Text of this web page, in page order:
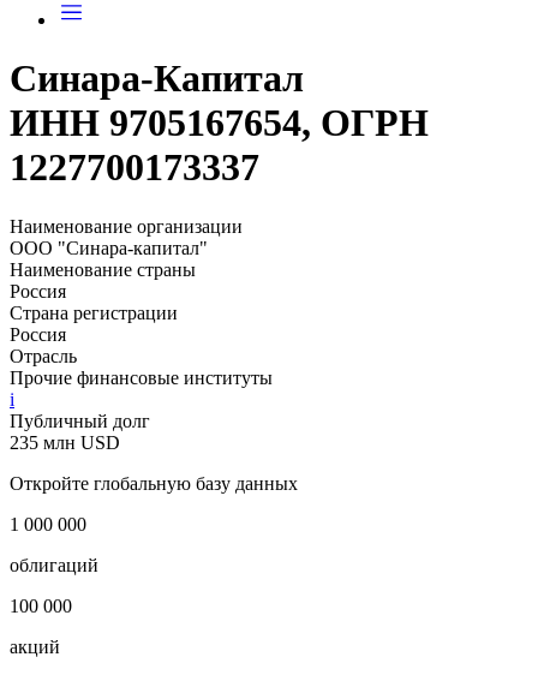
Синара-Капитал
ИНН 9705167654, ОГРН
1227700173337
Наименование организации
ООО "Синара-капитал"
Наименование страны
Россия
Страна регистрации
Россия
Отрасль
Прочие финансовые институты
i
Публичный долг
235 млн USD
Откройте глобальную базу данных
1 000 000
облигаций
100 000
акций